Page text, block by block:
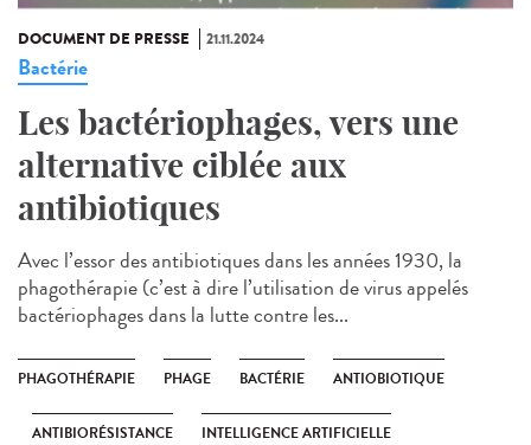
DOCUMENT DE PRESSE 21.11.2024
Bactérie
Les bactériophages, vers une
alternative ciblée aux
antibiotiques
Avec l’essor des antibiotiques dans les années 1930, la
phagothérapie (c’est à dire l’utilisation de virus appelés
bactériophages dans la lutte contre les...
PHAGOTHÉRAPIE PHAGE BACTÉRIE ANTIOBIOTIQUE
ANTIBIORÉSISTANCE INTELLIGENCE ARTIFICIELLE